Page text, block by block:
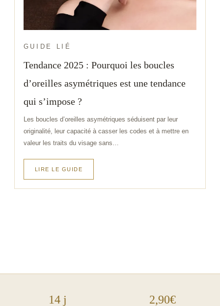
GUIDE LIÉ
Tendance 2025 : Pourquoi les boucles
d’oreilles asymétriques est une tendance
qui s’impose ?
Les boucles d’oreilles asymétriques séduisent par leur
originalité, leur capacité à casser les codes et à mettre en
valeur les traits du visage sans…
LIRE LE GUIDE
14 j 2,90€